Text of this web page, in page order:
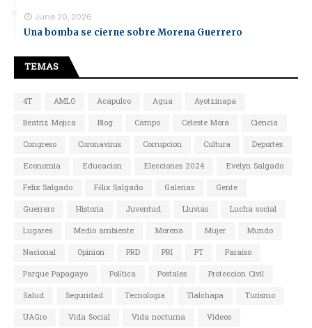
June 20, 2026
Una bomba se cierne sobre Morena Guerrero
TEMAS
4T AMLO Acapulco Agua
Ayotzinapa
Beatriz Mojica
Blog Campo Celeste Mora
Ciencia
Congreso
Coronavirus Corrupcion Cultura
Deportes
Economia
Educacion Elecciones 2024
Evelyn Salgado
Felix Salgado
Félix Salgado Galerias
Gente
Guerrero
Historia Juventud Lluvias
Lucha social
Lugares
Medio ambiente Morena Mujer
Mundo
Nacional
Opinion PRD PRI PT
Paraiso
Parque Papagayo
Política Postales
Proteccion Civil
Salud
Seguridad Tecnologia Tlalchapa
Turismo
UAGro
Vida Social Vida nocturna
Videos